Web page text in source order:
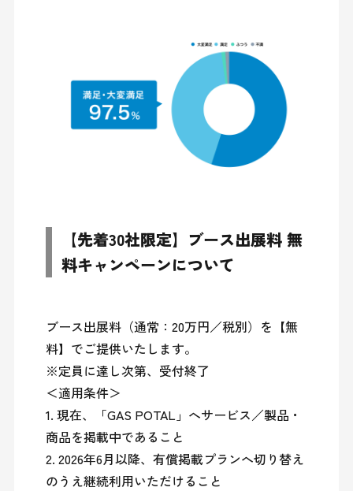
【先着30社限定】ブース出展料 無
料キャンペーンについて
ブース出展料（通常：20万円／税別）を【無
料】でご提供いたします。
※定員に達し次第、受付終了
＜適用条件＞
1. 現在、「GAS POTAL」へサービス／製品・
商品を掲載中であること
2. 2026年6月以降、有償掲載プランへ切り替え
のうえ継続利用いただけること